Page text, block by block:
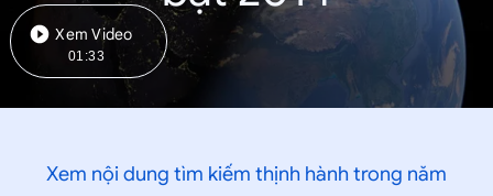
Xem Video
01:33
Xem nội dung tìm kiếm thịnh hành trong năm